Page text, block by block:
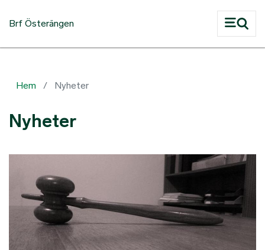
Brf Österängen
Hem Nyheter
Nyheter